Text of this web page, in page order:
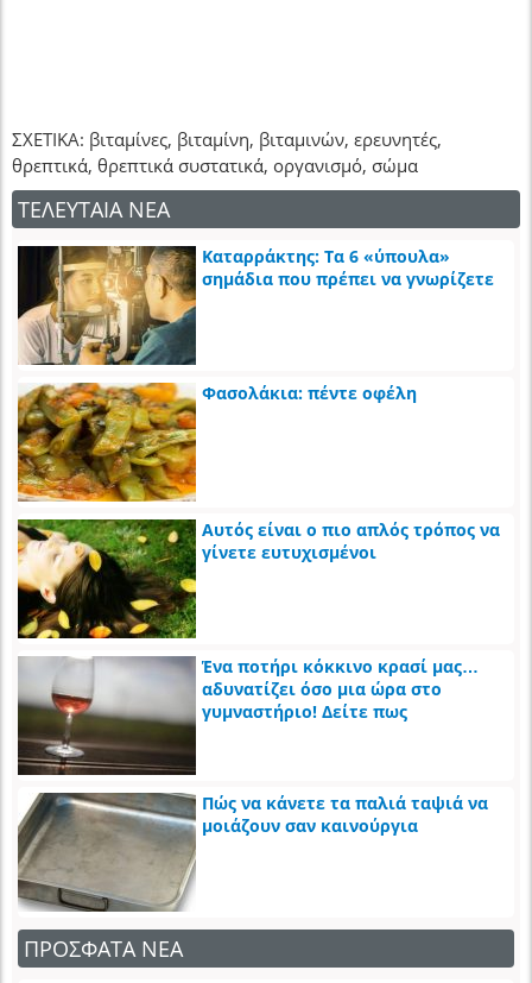
ΣΧΕΤΙΚΑ: βιταμίνες, βιταμίνη, βιταμινών, ερευνητές,
θρεπτικά, θρεπτικά συστατικά, οργανισμό, σώμα
ΤΕΛΕΥΤΑΙΑ ΝΕΑ
Καταρράκτης: Τα 6 «ύπουλα»
σημάδια που πρέπει να γνωρίζετε
Φασολάκια: πέντε οφέλη
Αυτός είναι ο πιο απλός τρόπος να
γίνετε ευτυχισμένοι
Ένα ποτήρι κόκκινο κρασί μας…
αδυνατίζει όσο μια ώρα στο
γυμναστήριο! Δείτε πως
Πώς να κάνετε τα παλιά ταψιά να
μοιάζουν σαν καινούργια
ΠΡΟΣΦΑΤΑ ΝΕΑ